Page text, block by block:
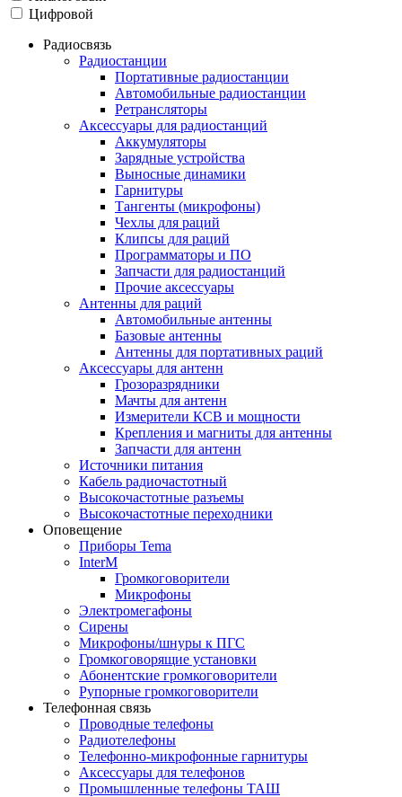
Цифровой
Радиосвязь
Радиостанции
Портативные радиостанции
Автомобильные радиостанции
Ретрансляторы
Аксессуары для радиостанций
Аккумуляторы
Зарядные устройства
Выносные динамики
Гарнитуры
Тангенты (микрофоны)
Чехлы для раций
Клипсы для раций
Программаторы и ПО
Запчасти для радиостанций
Прочие аксессуары
Антенны для раций
Автомобильные антенны
Базовые антенны
Антенны для портативных раций
Аксессуары для антенн
Грозоразрядники
Мачты для антенн
Измерители КСВ и мощности
Крепления и магниты для антенны
Запчасти для антенн
Источники питания
Кабель радиочастотный
Высокочастотные разъемы
Высокочастотные переходники
Оповещение
Приборы Tema
InterM
Громкоговорители
Микрофоны
Электромегафоны
Сирены
Микрофоны/шнуры к ПГС
Громкоговорящие установки
Абонентские громкоговорители
Рупорные громкоговорители
Телефонная связь
Проводные телефоны
Радиотелефоны
Телефонно-микрофонные гарнитуры
Аксессуары для телефонов
Промышленные телефоны ТАШ